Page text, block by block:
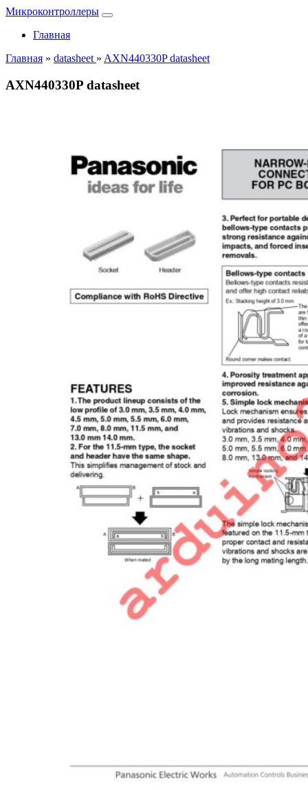
Микроконтроллеры
Главная
Главная » datasheet » AXN440330P datasheet
AXN440330P datasheet